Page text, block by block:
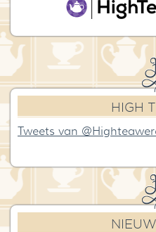
HIGH
Tweets van